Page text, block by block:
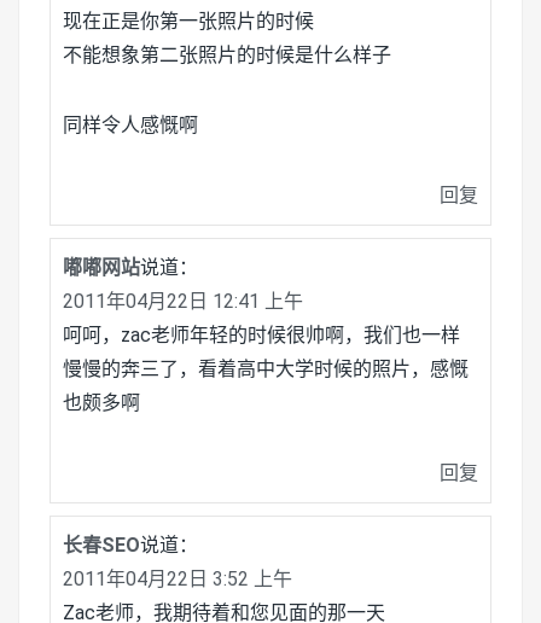
现在正是你第一张照片的时候
不能想象第二张照片的时候是什么样子
同样令人感慨啊
回复
嘟嘟网站说道：
2011年04月22日 12:41 上午
呵呵，zac老师年轻的时候很帅啊，我们也一样
慢慢的奔三了，看着高中大学时候的照片，感慨
也颇多啊
回复
长春SEO说道：
2011年04月22日 3:52 上午
Zac老师，我期待着和您见面的那一天